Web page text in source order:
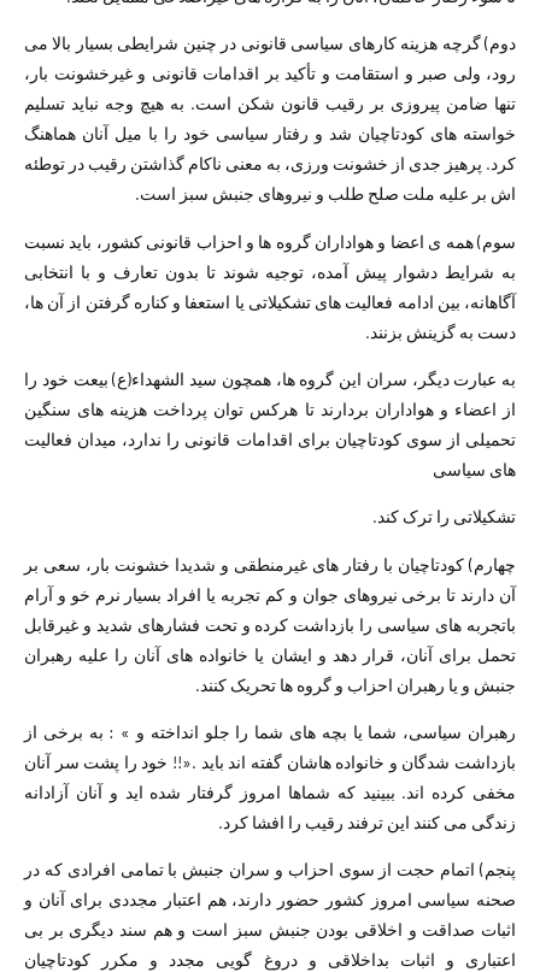
دوم) گرچه ھزینه کارھای سیاسی قانونی در چنین شرایطی بسیار بالا می
رود، ولی صبر و استقامت و تأكید بر اقدامات قانونی و غیرخشونت بار،
تنھا ضامن پیروزی بر رقیب قانون شکن است. به ھیچ وجه نباید تسلیم
خواسته ھای کودتاچیان شد و رفتار سیاسی خود را با میل آنان ھماھنگ
کرد. پرھیز جدی از خشونت ورزی، به معنی ناکام گذاشتن رقیب در توطئه
اش بر علیه ملت صلح طلب و نیروھای جنبش سبز است.
سوم) ھمه ی اعضا و ھواداران گروه ھا و احزاب قانونی کشور، باید نسبت
به شرایط دشوار پیش آمده، توجیه شوند تا بدون تعارف و با انتخابی
آگاھانه، بین ادامه فعالیت ھای تشکیلاتی یا استعفا و کناره گرفتن از آن ھا،
دست به گزینش بزنند.
به عبارت دیگر، سران این گروه ھا، ھمچون سید الشھداء(ع) بیعت خود را
از اعضاء و ھواداران بردارند تا ھرکس توان پرداخت ھزینه ھای سنگین
تحمیلی از سوی کودتاچیان برای اقدامات قانونی را ندارد، میدان فعالیت
ھای سیاسی
تشکیلاتی را ترک کند.
چھارم) کودتاچیان با رفتار ھای غیرمنطقی و شدیدا خشونت بار، سعی بر
آن دارند تا برخی نیروھای جوان و کم تجربه یا افراد بسیار نرم خو و آرام
باتجربه ھای سیاسی را بازداشت کرده و تحت فشارھای شدید و غیرقابل
تحمل برای آنان، قرار دھد و ایشان یا خانواده ھای آنان را علیه رھبران
جنبش و یا رھبران احزاب و گروه ھا تحریک کنند.
رھبران سیاسی، شما یا بچه ھای شما را جلو انداخته و » : به برخی از
بازداشت شدگان و خانواده ھاشان گفته اند باید .«!! خود را پشت سر آنان
مخفی کرده اند. ببینید که شماھا امروز گرفتار شده اید و آنان آزادانه
زندگی می کنند این ترفند رقیب را افشا کرد.
پنجم) اتمام حجت از سوی احزاب و سران جنبش با تمامی افرادی که در
صحنه سیاسی امروز کشور حضور دارند، ھم اعتبار مجددی برای آنان و
اثبات صداقت و اخلاقی بودن جنبش سبز است و ھم سند دیگری بر بی
اعتباری و اثبات بداخلاقی و دروغ گویی مجدد و مکرر کودتاچیان